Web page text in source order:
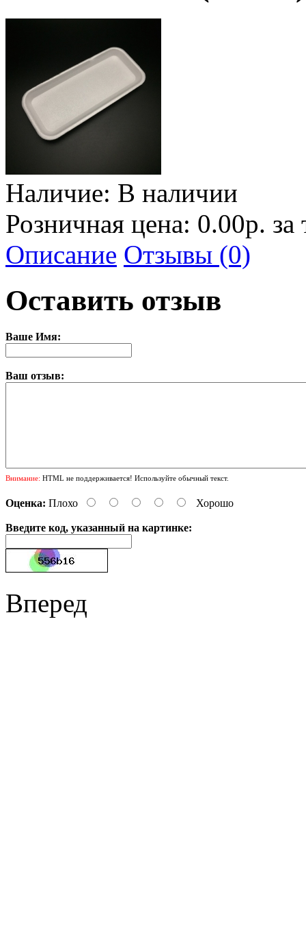
Наличие: В наличии
Розничная цена: 0.00р.
Описание Отзывы (0)
Оставить отзыв
Ваше Имя:
Ваш отзыв:
Внимание: HTML не поддерживается! Используйте обычный текст.
Оценка: Плохо Хорошо
Введите код, указанный на картинке:
Вперед